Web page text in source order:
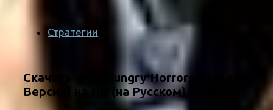
Стратегии
Скачать игру Hungry Horrors [Новая
Версия] на ПК (на Русском)